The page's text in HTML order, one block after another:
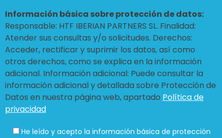
Información básica sobre protección de datos:
Responsable: HTF IBERIAN PARTNERS SL. Finalidad:
Atender sus consultas y/o solicitudes. Derechos:
Acceder, rectificar y suprimir los datos, así como
otros derechos, como se explica en la información
adicional. Información adicional: Puede consultar la
información adicional y detallada sobre Protección de
Datos en nuestra página web, apartado Política de
privacidad
He leído y acepto la información básica de protección